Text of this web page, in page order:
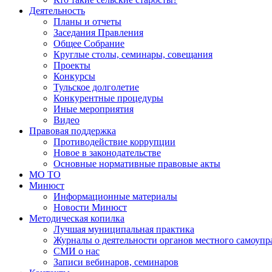
Деятельность
Планы и отчеты
Заседания Правления
Общее Собрание
Круглые столы, семинары, совещания
Проекты
Конкурсы
Тульское долголетие
Конкурентные процедуры
Иные мероприятия
Видео
Правовая поддержка
Противодействие коррупции
Новое в законодательстве
Основные нормативные правовые акты
МО ТО
Минюст
Информационные материалы
Новости Минюст
Методическая копилка
Лучшая муниципальная практика
Журналы о деятельности органов местного
СМИ о нас
Записи вебинаров, семинаров